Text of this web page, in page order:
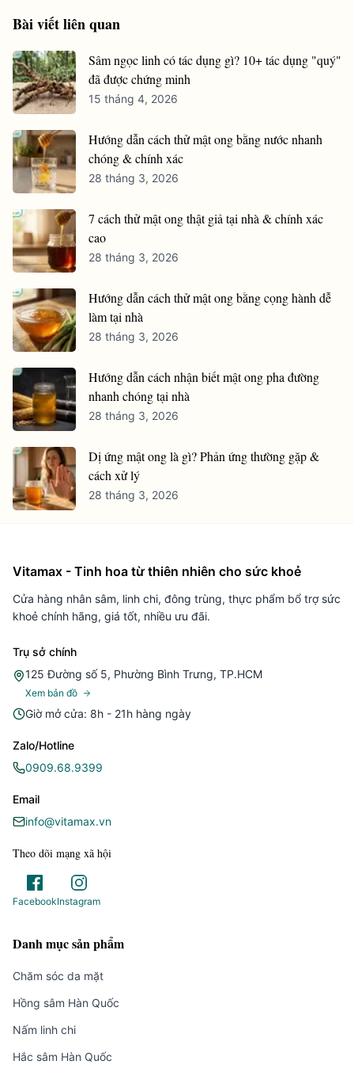
Bài viết liên quan
Sâm ngọc linh có tác dụng gì? 10+ tác dụng "quý"
đã được chứng minh
15 tháng 4, 2026
Hướng dẫn cách thử mật ong bằng nước nhanh
chóng & chính xác
28 tháng 3, 2026
7 cách thử mật ong thật giả tại nhà & chính xác
cao
28 tháng 3, 2026
Hướng dẫn cách thử mật ong bằng cọng hành dễ
làm tại nhà
28 tháng 3, 2026
Hướng dẫn cách nhận biết mật ong pha đường
nhanh chóng tại nhà
28 tháng 3, 2026
Dị ứng mật ong là gì? Phản ứng thường gặp &
cách xử lý
28 tháng 3, 2026
Vitamax - Tinh hoa từ thiên nhiên cho sức khoẻ
Cửa hàng nhân sâm, linh chi, đông trùng, thực phẩm bổ trợ sức
khoẻ chính hãng, giá tốt, nhiều ưu đãi.
Trụ sở chính
125 Đường số 5, Phường Bình Trưng, TP.HCM
Xem bản đồ
Giờ mở cửa: 8h - 21h hàng ngày
Zalo/Hotline
0909.68.9399
Email
info@vitamax.vn
Theo dõi mạng xã hội
FacebookInstagram
Danh mục sản phẩm
Chăm sóc da mặt
Hồng sâm Hàn Quốc
Nấm linh chi
Hắc sâm Hàn Quốc